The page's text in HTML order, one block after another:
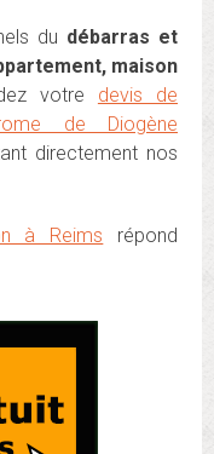
du débarras et
maison
votre devis de
de Diogène
directement nos
à Reims répond